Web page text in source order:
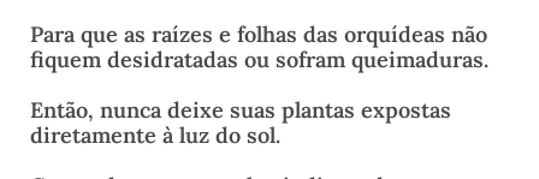
Para que as raízes e folhas das orquídeas não
fiquem desidratadas ou sofram queimaduras.
Então, nunca deixe suas plantas expostas
diretamente à luz do sol.